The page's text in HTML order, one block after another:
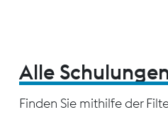
Alle
Finden Sie mithilfe der